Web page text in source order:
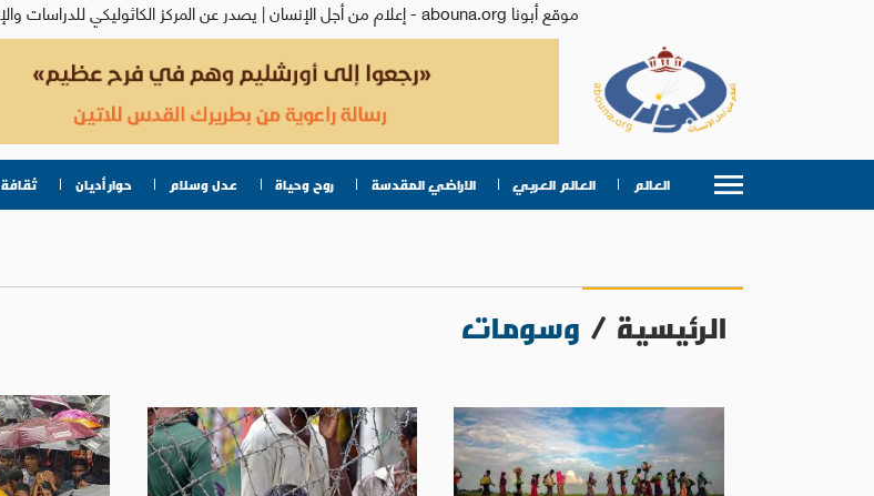
موقع أبونا abouna.org - إعلام من أجل الإنسان | يصدر عن المركز الكاثوليكي للدراسات والإعلام في الأردن - رئيس التحرير: الأب د.رفعت بدر
العالم العالم العربي الاراضي المقدسة روح وحياة عدل وسلام حوار أديان ثقافة
الرئيسية / وسومات